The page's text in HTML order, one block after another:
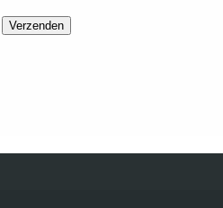
Verzenden